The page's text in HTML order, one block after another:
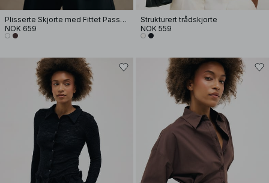
Plisserte Skjorte med Fittet Passform
NOK 659
Strukturert trådskjorte
NOK 559